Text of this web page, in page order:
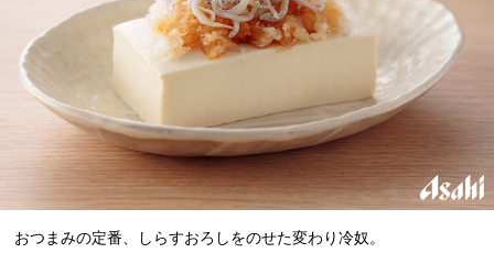
おつまみの定番、しらすおろしをのせた変わり冷奴。